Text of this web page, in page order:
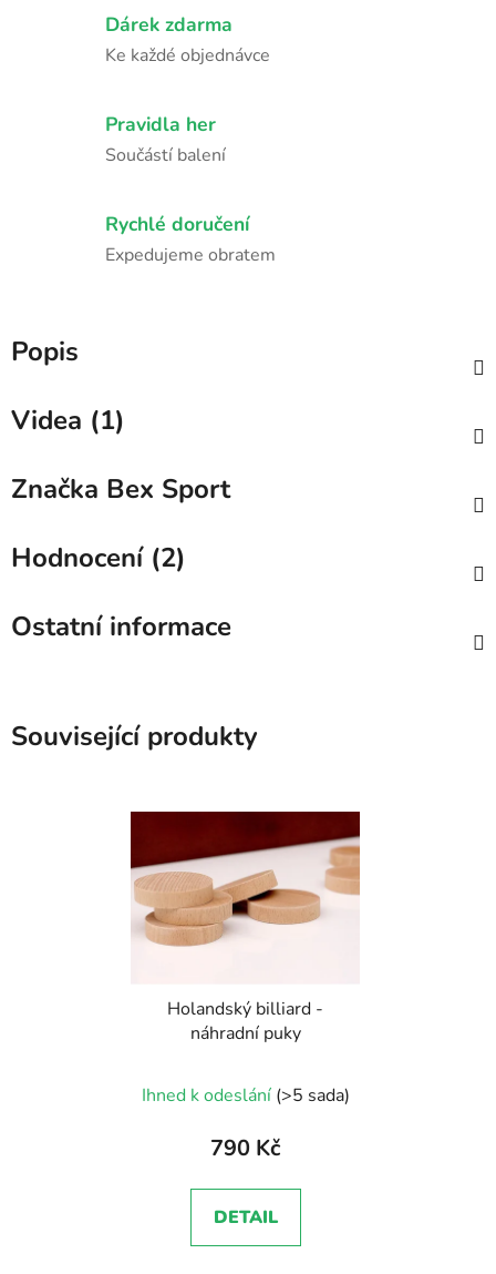
Dárek zdarma
Ke každé objednávce
Pravidla her
Součástí balení
Rychlé doručení
Expedujeme obratem
Popis
Videa (1)
Značka Bex Sport
Hodnocení (2)
Ostatní informace
Související produkty
Holandský billiard -
náhradní puky
Ihned k odeslání (>5 sada)
790 Kč
DETAIL